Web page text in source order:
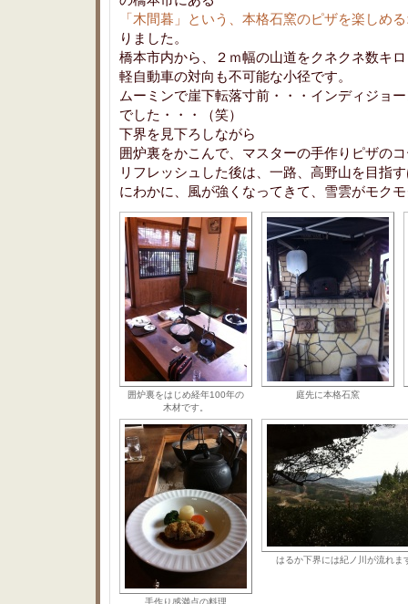
「木間暮」という、本格石窯のピザを楽しめ
りました。
橋本市内から、２ｍ幅の山道をクネクネ数キ
軽自動車の対向も不可能な小径です。
ムーミンで崖下転落寸前・・・インディジョ
でした・・・（笑）
下界を見下ろしながら
囲炉裏をかこんで、マスターの手作りピザの
リフレッシュした後は、一路、高野山を目指
にわかに、風が強くなってきて、雪雲がモク
囲炉裏をはじめ経年100年の
木材です。
庭先に本格石窯
手作り感満点の料理
はるか下界には紀ノ川が流れま